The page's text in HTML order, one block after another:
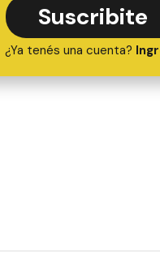
Suscribite
¿Ya tenés una cuenta?